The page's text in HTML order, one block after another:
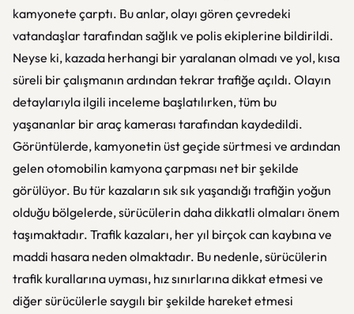
kamyonete çarptı. Bu anlar, olayı gören çevredeki
vatandaşlar tarafından sağlık ve polis ekiplerine bildirildi.
Neyse ki, kazada herhangi bir yaralanan olmadı ve yol, kısa
süreli bir çalışmanın ardından tekrar trafiğe açıldı. Olayın
detaylarıyla ilgili inceleme başlatılırken, tüm bu
yaşananlar bir araç kamerası tarafından kaydedildi.
Görüntülerde, kamyonetin üst geçide sürtmesi ve ardından
gelen otomobilin kamyona çarpması net bir şekilde
görülüyor. Bu tür kazaların sık sık yaşandığı trafiğin yoğun
olduğu bölgelerde, sürücülerin daha dikkatli olmaları önem
taşımaktadır. Trafik kazaları, her yıl birçok can kaybına ve
maddi hasara neden olmaktadır. Bu nedenle, sürücülerin
trafik kurallarına uyması, hız sınırlarına dikkat etmesi ve
diğer sürücülerle saygılı bir şekilde hareket etmesi